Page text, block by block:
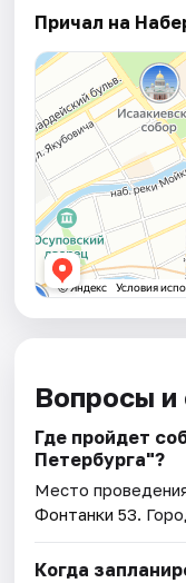
Причал на
Вопросы и
Где пройдет
Петербурга"?
Место
Фонтанки 53.
Когда